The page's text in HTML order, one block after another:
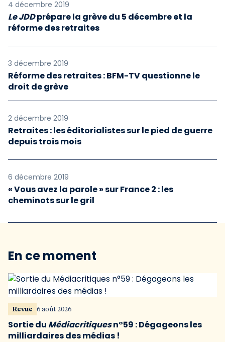
4 décembre 2019
Le JDDprépare la grève du 5 décembre et la
réforme des retraites
3 décembre 2019
Réforme des retraites : BFM-TV questionne le
droit de grève
2 décembre 2019
Retraites : les éditorialistes sur le pied de guerre
depuis trois mois
6 décembre 2019
« Vous avez la parole » sur France 2 : les
cheminots sur le gril
En ce moment
Revue 6 août 2026
Sortie du Médiacritiquesn°59 : Dégageons les
milliardaires des médias !